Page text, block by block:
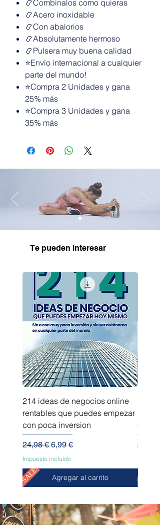
📿Combinalos como quieras
📿Acero inoxidable
📿Con abalorios
📿Absolutamente hermoso
📿Pulsera muy buena calidad
⭐Envío internacional a cualquier
parte del mundo!
⭐Compra 2 Unidades y gana
25% más
⭐Compra 3 Unidades y gana
35% más
Te pueden interesar
214 ideas de negocios online
rentables que puedes empezar
con poca inversion
Precio
24,98 € Precio de oferta
6,99 €
Impuesto incluido
Agregar al carrito
SALE
214
Precio
24,98 €
SALE